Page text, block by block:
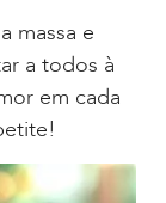
massa e
a todos à
em cada